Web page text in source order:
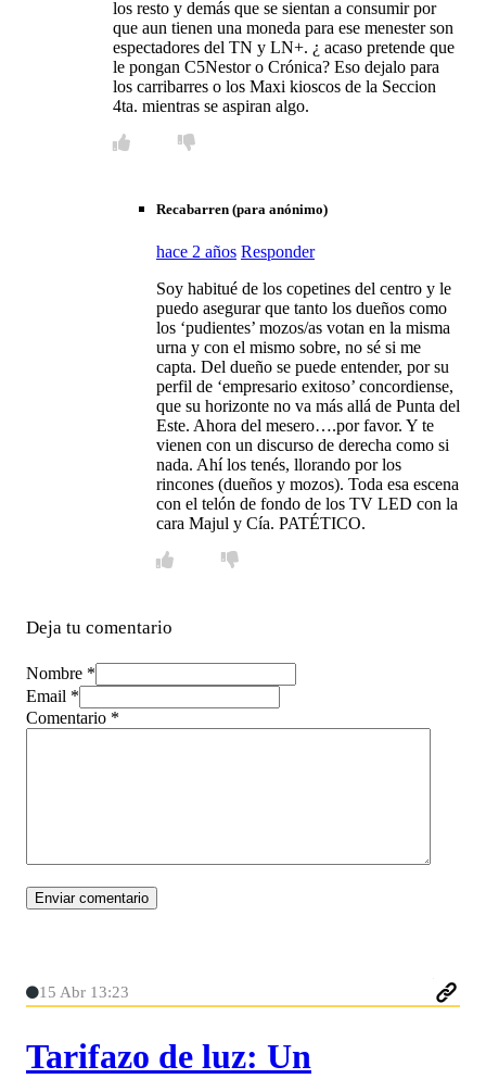
los resto y demás que se sientan a consumir por
que aun tienen una moneda para ese menester son
espectadores del TN y LN+. ¿ acaso pretende que
le pongan C5Nestor o Crónica? Eso dejalo para
los carribarres o los Maxi kioscos de la Seccion
4ta. mientras se aspiran algo.
Recabarren (para anónimo)
hace 2 años Responder
Soy habitué de los copetines del centro y le
puedo asegurar que tanto los dueños como
los ‘pudientes’ mozos/as votan en la misma
urna y con el mismo sobre, no sé si me
capta. Del dueño se puede entender, por su
perfil de ‘empresario exitoso’ concordiense,
que su horizonte no va más allá de Punta del
Este. Ahora del mesero….por favor. Y te
vienen con un discurso de derecha como si
nada. Ahí los tenés, llorando por los
rincones (dueños y mozos). Toda esa escena
con el telón de fondo de los TV LED con la
cara Majul y Cía. PATÉTICO.
Deja tu comentario
Nombre *
Email *
Comentario *
15 Abr 13:23
Tarifazo de luz: Un